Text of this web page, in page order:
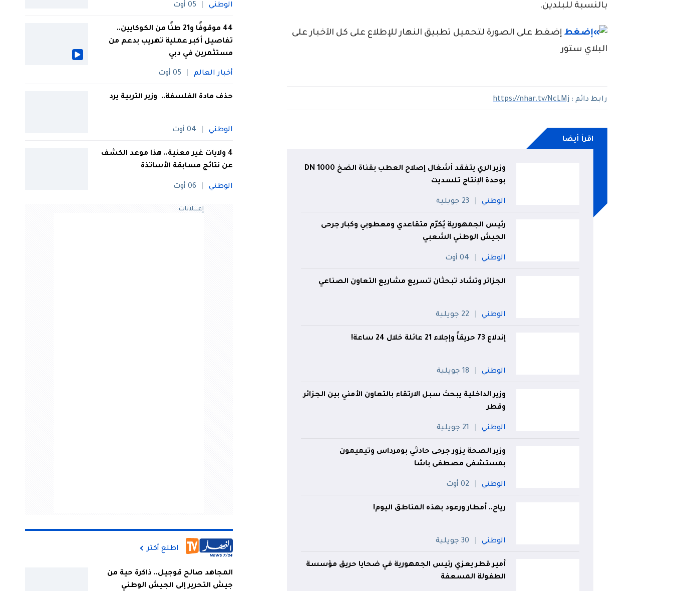
بالنسبة للبلدين.
إضغط على الصورة لتحميل تطبيق النهار للإطلاع على كل الآخبار على
البلاي ستور
رابط دائم : https://nhar.tv/NcLMj
اقرأ أيضا
وزير الري يتفقد أشغال إصلاح العطب بقناة الضخ DN 1000
بوحدة الإنتاج تلسديت
الوطني 23 جويلية
رئيس الجمهورية يُكرّم متقاعدي ومعطوبي وكبار جرحى
الجيش الوطني الشعبي
الوطني 04 أوت
الجزائر وتشاد تبحثان تسريع مشاريع التعاون الصناعي
الوطني 22 جويلية
إندلاع 73 حريقاً وإجلاء 21 عائلة خلال 24 ساعة!
الوطني 18 جويلية
وزير الداخلية يبحث سبل الارتقاء بالتعاون الأمني بين الجزائر
وقطر
الوطني 21 جويلية
​وزير الصحة يزور جرحى حادثي بومرداس وتيميمون
بمستشفى مصطفى باشا
الوطني 02 أوت
رياح.. أمطار ورعود بهذه المناطق اليوم!
الوطني 30 جويلية
أمير قطر يعزي رئيس الجمهورية في ضحايا حريق مؤسسة
الطفولة المسعفة
الوطني 05 أوت
44 موقوفًا و21 طنًا من الكوكايين..
تفاصيل أكبر عملية تهريب بدعم من
مستثمرين في دبي
أخبار العالم 05 أوت
حذف مادة الفلسفة.. وزير التربية يرد
الوطني 04 أوت
4 ولايات غير معنية.. هذا موعد الكشف
عن نتائج مسابقة الأساتذة
الوطني 06 أوت
إعــــلانات
اطلع أكثر
المجاهد صالح قوجيل.. ذاكرة حية من
جيش التحرير إلى الجيش الوطني